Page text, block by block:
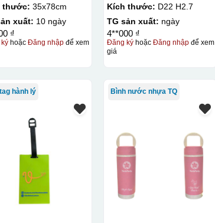
thước: 35x78cm
xuất: 10 ngày
₫
hoặc Đăng nhậpđể xem
Kích thước: D22 H2.7
TG sản xuất: ngày
4**000 ₫
Đăng ký hoặcĐăng nhập để xem
giá
hành lý Bình nước nhựa TQ